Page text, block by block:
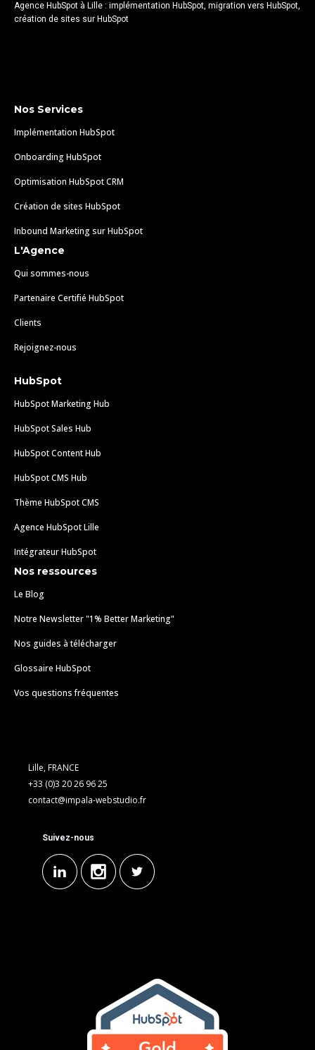
Agence HubSpot à Lille : implémentation HubSpot, migration vers HubSpot,
création de sites sur HubSpot
Nos Services
Implémentation HubSpot
Onboarding HubSpot
Optimisation HubSpot CRM
Création de sites HubSpot
Inbound Marketing sur HubSpot
L'Agence
Qui sommes-nous
Partenaire Certifié HubSpot
Clients
Rejoignez-nous
HubSpot
HubSpot Marketing Hub
HubSpot Sales Hub
HubSpot Content Hub
HubSpot CMS Hub
Thème HubSpot CMS
Agence HubSpot Lille
Intégrateur HubSpot
Nos ressources
Le Blog
Notre Newsletter "1% Better Marketing"
Nos guides à télécharger
Glossaire HubSpot
Vos questions fréquentes
Lille, FRANCE
+33 (0)3 20 26 96 25
contact@impala-webstudio.fr
Suivez-nous